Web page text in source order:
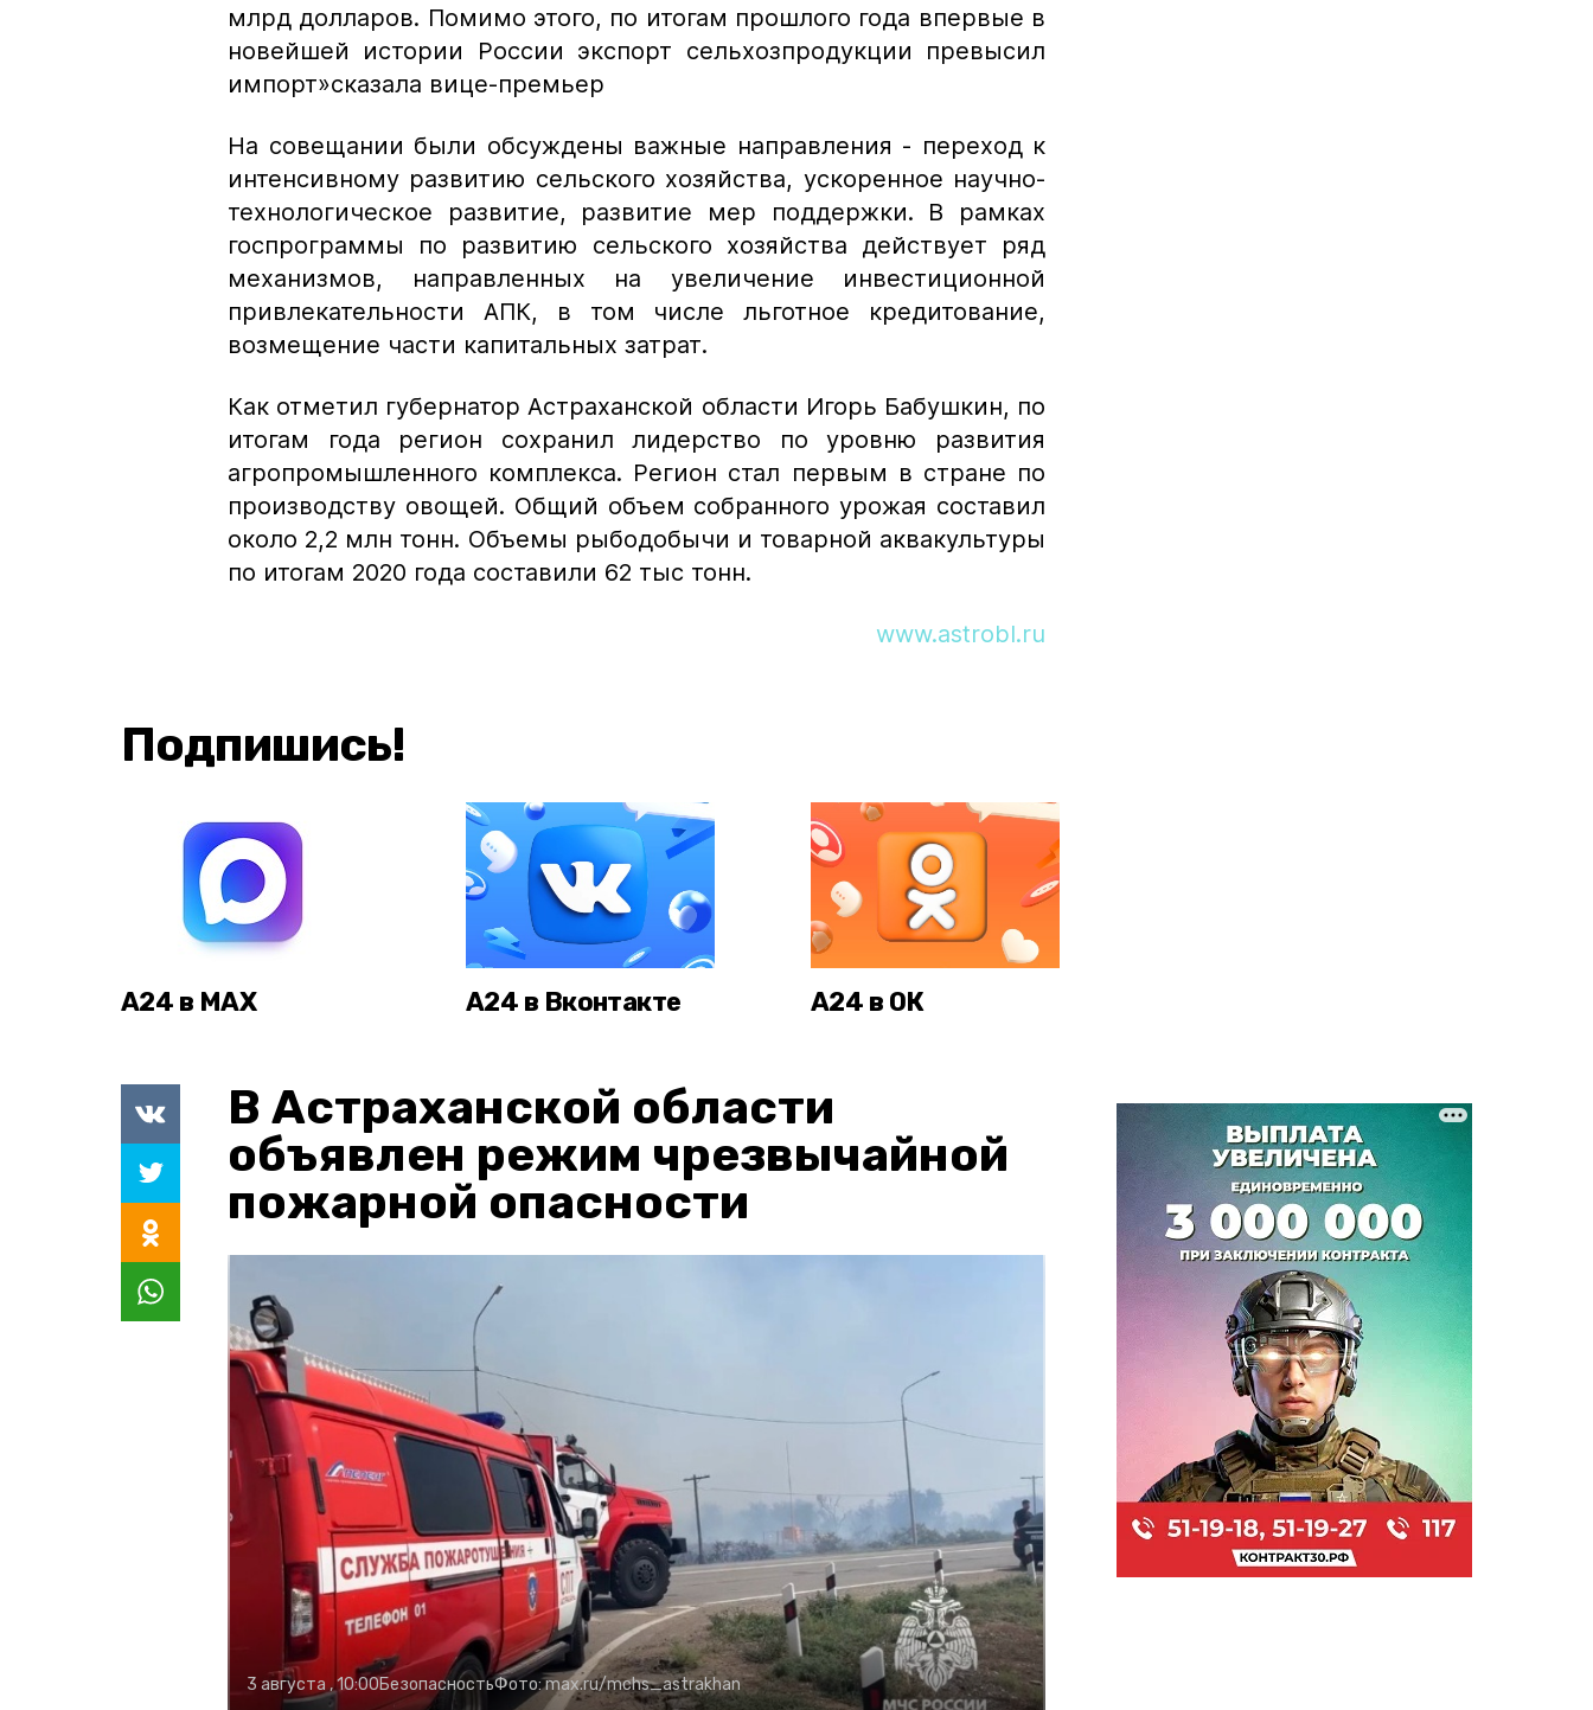
млрд долларов. Помимо этого, по итогам прошлого года впервые в
новейшей истории России экспорт сельхозпродукции превысил
импорт»сказала вице-премьер
На совещании были обсуждены важные направления - переход к
интенсивному развитию сельского хозяйства, ускоренное научно-
технологическое развитие, развитие мер поддержки. В рамках
госпрограммы по развитию сельского хозяйства действует ряд
механизмов, направленных на увеличение инвестиционной
привлекательности АПК, в том числе льготное кредитование,
возмещение части капитальных затрат.
Как отметил губернатор Астраханской области Игорь Бабушкин, по
итогам года регион сохранил лидерство по уровню развития
агропромышленного комплекса. Регион стал первым в стране по
производству овощей. Общий объем собранного урожая составил
около 2,2 млн тонн. Объемы рыбодобычи и товарной аквакультуры
по итогам 2020 года составили 62 тыс тонн.
www.astrobl.ru
Подпишись!
А24 в MAX А24 в Вконтакте А24 в ОК
В Астраханской области
объявлен режим чрезвычайной
пожарной опасности
3 августа , 10:00БезопасностьФото:max.ru/mchs_astrakhan